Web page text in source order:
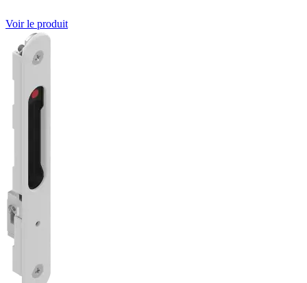
Voir le produit